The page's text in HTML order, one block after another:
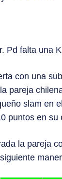
Pd falta una
con una
pareja
slam en
puntos en su
la pareja